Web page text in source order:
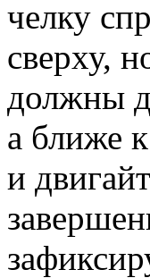
челку
сверху,
должны
а ближе
и